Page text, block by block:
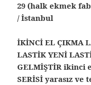
29 (halk ekmek
/ İstanbul
İKİNCİ EL ÇIKMA
LASTİK YENİ
GELMİŞTİR ikinci
SERİSİ yarasız ve